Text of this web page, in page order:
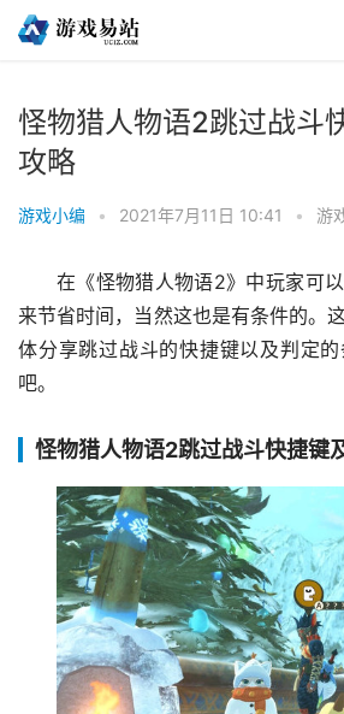
怪物猎人物语2跳过战斗
攻略
游戏小编 • 2021年7月11日 10:41 • 游
在《怪物猎人物语2》中玩家可
来节省时间，当然这也是有条件的。
体分享跳过战斗的快捷键以及判定
吧。
怪物猎人物语2跳过战斗快捷键